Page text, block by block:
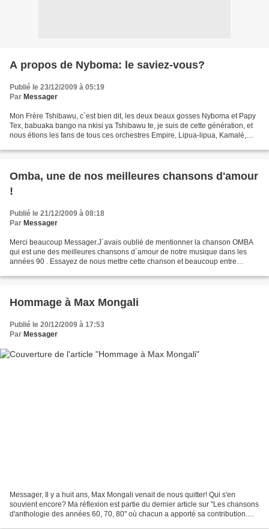
A propos de Nyboma: le saviez-vous?
Publié le 23/12/2009 à 05:19
Par Messager
Mon Frère Tshibawu, c´est bien dit, les deux beaux gosses Nyboma et Papy
Tex, babuaka bango na nkisi ya Tshibawu te, je suis de cette génération, et
nous étions les fans de tous ces orchestres Empire, Lipua-lipua, Kamalé,
Omba, une de nos meilleures chansons d'amour
!
Publié le 21/12/2009 à 08:18
Par Messager
Merci beaucoup Messager.J´avais oublié de mentionner la chanson OMBA
qui est une des meilleures chansons d´amour de notre musique dans les
années 90 . Essayez de nous mettre cette chanson et beaucoup entre
Hommage à Max Mongali
Publié le 20/12/2009 à 17:53
Par Messager
Messager, Il y a huit ans, Max Mongali venait de nous quitter! Qui s'en
souvient encore? Ma réflexion est partie du dernier article sur "Les chansons
d'anthologie des années 60, 70, 80" où chacun a apporté sa contribution.